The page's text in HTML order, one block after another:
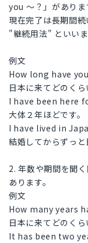
you ～？」がありま
現在完了は長期間
"継続用法" といいま
例文
How long have
日本に来てどのく
I have been here
大体２年ほどです。
I have lived in
結婚してからずっ
2. 年数や期間を聞
あります。
例文
How many years
日本に来てどのく
It has been two